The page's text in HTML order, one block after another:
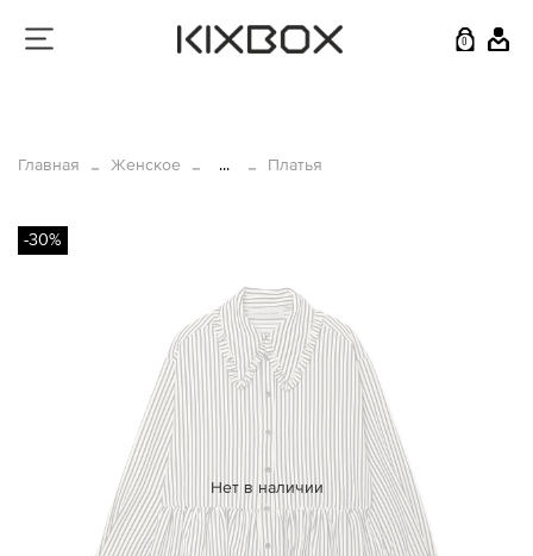
0
Главная Женское ... Платья
Нет в наличии
-30%